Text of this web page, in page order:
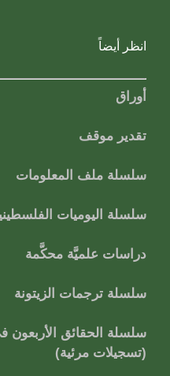
انظر أيضاً
أوراق
تقدير موقف
سلسلة ملف المعلومات
سلسلة اليوميات
دراسات علميَّة محكَّمة
سلسلة ترجمات الزيتونة
سلسلة الحقائق الأربعون
(تسجيلات مرئية)